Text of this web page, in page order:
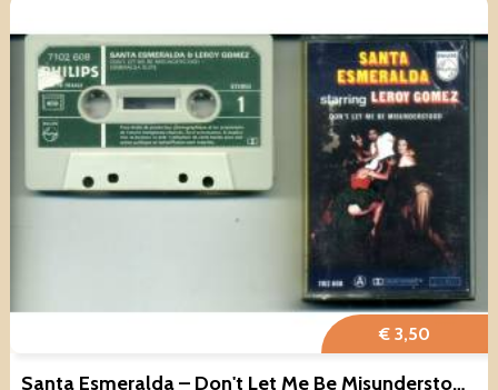
€ 3,50
Santa Esmeralda – Don't Let Me Be Misunderstood 4 nrs 1977